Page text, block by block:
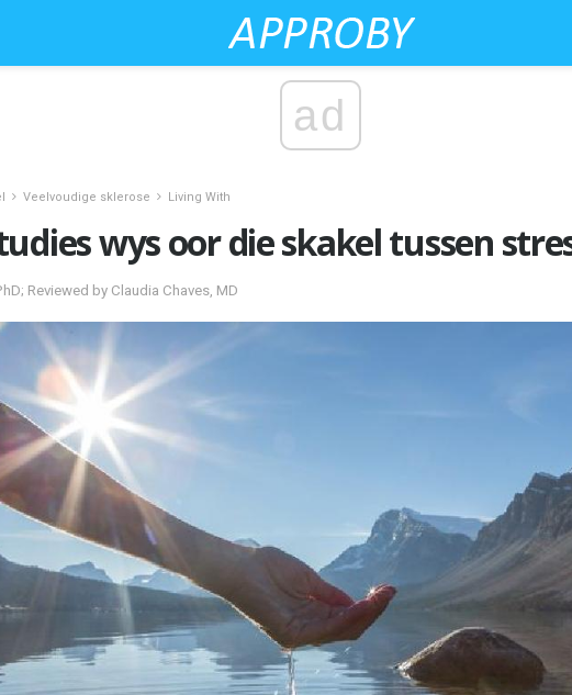
ad
Veelvoudige sklerose Living With
wys oor die skakel tussen
Reviewed by Claudia Chaves, MD